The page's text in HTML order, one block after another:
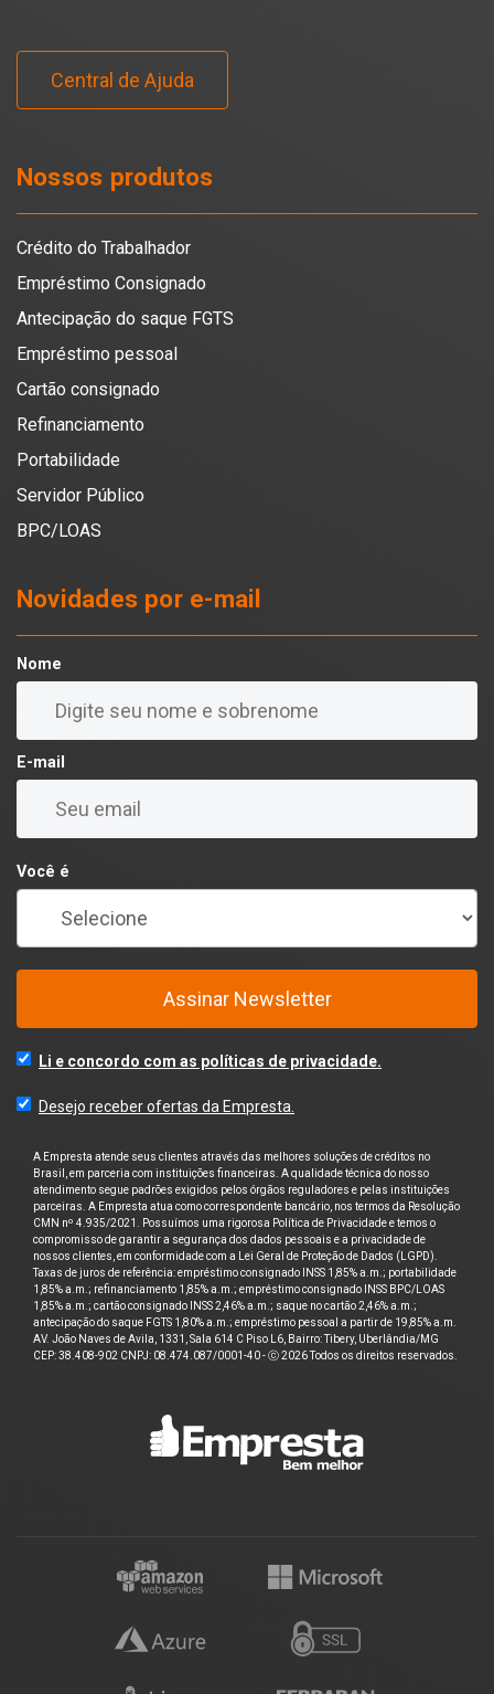
Central de Ajuda
Nossos produtos
Crédito do Trabalhador
Empréstimo Consignado
Antecipação do saque FGTS
Empréstimo pessoal
Cartão consignado
Refinanciamento
Portabilidade
Servidor Público
BPC/LOAS
Novidades por e-mail
Nome
E-mail
Você é
Assinar Newsletter
Li e concordo com as políticas de privacidade.
Desejo receber ofertas da Empresta.
A Empresta atende seus clientes através das melhores soluções de créditos no
Brasil, em parceria com instituições financeiras. A qualidade técnica do nosso
atendimento segue padrões exigidos pelos órgãos reguladores e pelas instituições
parceiras. A Empresta atua como correspondente bancário, nos termos da Resolução
CMN nº 4.935/2021. Possuímos uma rigorosa Política de Privacidade e temos o
compromisso de garantir a segurança dos dados pessoais e a privacidade de
nossos clientes, em conformidade com a Lei Geral de Proteção de Dados (LGPD).
Taxas de juros de referência: empréstimo consignado INSS 1,85% a.m.; portabilidade
1,85% a.m.; refinanciamento 1,85% a.m.; empréstimo consignado INSS BPC/LOAS
1,85% a.m.; cartão consignado INSS 2,46% a.m.; saque no cartão 2,46% a.m.;
antecipação do saque FGTS 1,80% a.m.; empréstimo pessoal a partir de 19,85% a.m.
AV. João Naves de Avila, 1331, Sala 614 C Piso L6, Bairro: Tibery, Uberlândia/MG
CEP: 38.408-902 CNPJ: 08.474.087/0001-40 - ⓒ 2026 Todos os direitos reservados.